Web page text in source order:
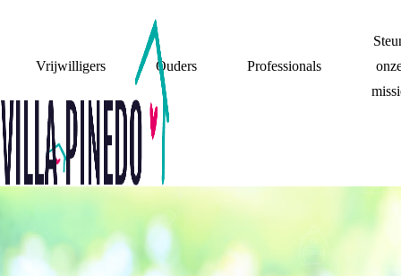
Vrijwilligers Ouders Professionals